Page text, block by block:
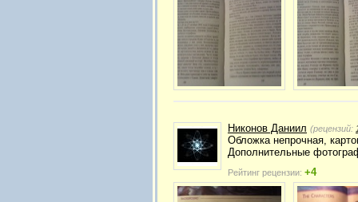
Никонов Даниил (рецензий:
Обложка непрочная,
Дополнительные
Рейтинг рецензии: +4